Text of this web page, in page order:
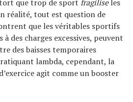
que trop de sport fragiliseles
réalité, tout est question de
que les véritables sportifs
à des charges excessives, peuvent
des baisses temporaires
lambda, cependant, la
agit comme un booster